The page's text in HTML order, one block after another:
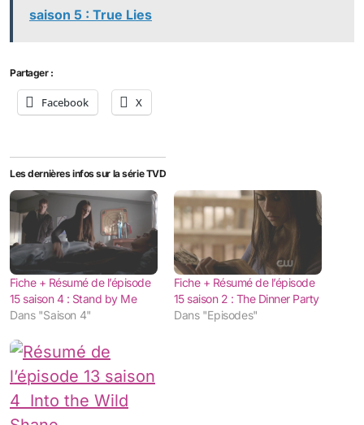
saison 5 : True Lies
Partager :
Facebook X
Les dernières infos sur la série TVD
Fiche + Résumé de l’épisode
15 saison 4 : Stand by Me
Dans "Saison 4"
Fiche + Résumé de l’épisode
15 saison 2 : The Dinner Party
Dans "Episodes"